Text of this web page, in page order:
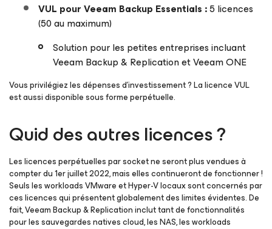
VUL pour Veeam Backup Essentials :5 licences
(50 au maximum)
Solution pour les petites entreprises incluant
Veeam Backup & Replication et Veeam ONE
Vous privilégiez les dépenses d’investissement ? La licence VUL
est aussi disponible sous forme perpétuelle.
Quid des autres licences ?
Les licences perpétuelles par socket ne seront plus vendues à
compter du 1er juillet 2022, mais elles continueront de fonctionner !
Seuls les workloads VMware et Hyper-V locaux sont concernés par
ces licences qui présentent globalement des limites évidentes. De
fait, Veeam Backup & Replication inclut tant de fonctionnalités
pour les sauvegardes natives cloud, les NAS, les workloads